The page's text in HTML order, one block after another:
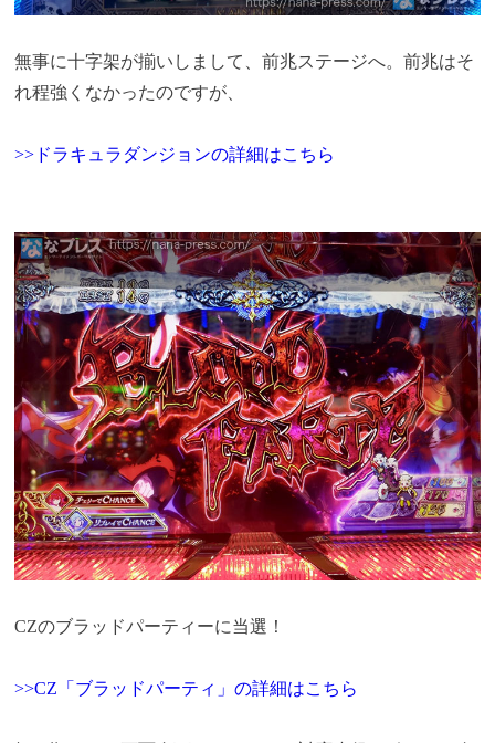
無事に十字架が揃いしまして、前兆ステージへ。前兆はそ
れ程強くなかったのですが、
>>ドラキュラダンジョンの詳細はこちら
CZのブラッドパーティーに当選！
>>CZ「ブラッドパーティ」の詳細はこちら